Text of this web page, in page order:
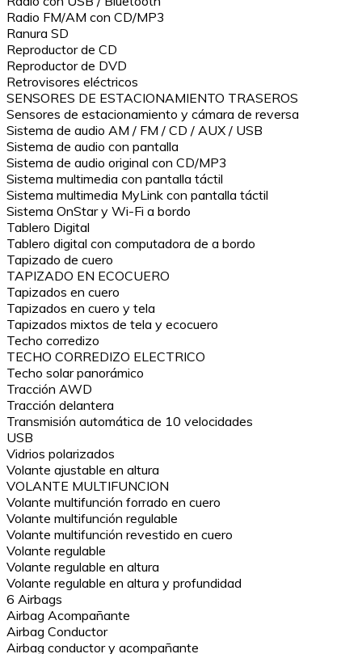
Radio FM/AM con CD/MP3
Ranura SD
Reproductor de CD
Reproductor de DVD
Retrovisores eléctricos
SENSORES DE ESTACIONAMIENTO TRASEROS
Sensores de estacionamiento y cámara de reversa
Sistema de audio AM / FM / CD / AUX / USB
Sistema de audio con pantalla
Sistema de audio original con CD/MP3
Sistema multimedia con pantalla táctil
Sistema multimedia MyLink con pantalla táctil
Sistema OnStar y Wi-Fi a bordo
Tablero Digital
Tablero digital con computadora de a bordo
Tapizado de cuero
TAPIZADO EN ECOCUERO
Tapizados en cuero
Tapizados en cuero y tela
Tapizados mixtos de tela y ecocuero
Techo corredizo
TECHO CORREDIZO ELECTRICO
Techo solar panorámico
Tracción AWD
Tracción delantera
Transmisión automática de 10 velocidades
USB
Vidrios polarizados
Volante ajustable en altura
VOLANTE MULTIFUNCION
Volante multifunción forrado en cuero
Volante multifunción regulable
Volante multifunción revestido en cuero
Volante regulable
Volante regulable en altura
Volante regulable en altura y profundidad
6 Airbags
Airbag Acompañante
Airbag Conductor
Airbag conductor y acompañante